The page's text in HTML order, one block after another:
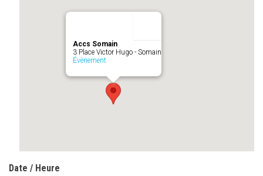
Accs Somain
3 Place Victor Hugo - Somain
Évènement
Date / Heure